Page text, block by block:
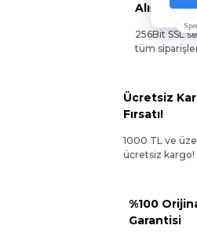
Alışveriş
256Bit SSL
tüm
Ücretsiz
Fırsatı!
1000 TL ve
ücretsiz kargo!
%100
Garantisi